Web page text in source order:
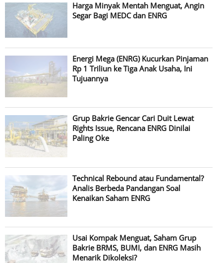
Harga Minyak Mentah Menguat, Angin
Segar Bagi MEDC dan ENRG
Energi Mega (ENRG) Kucurkan Pinjaman
Rp 1 Triliun ke Tiga Anak Usaha, Ini
Tujuannya
Grup Bakrie Gencar Cari Duit Lewat
Rights Issue, Rencana ENRG Dinilai
Paling Oke
Technical Rebound atau Fundamental?
Analis Berbeda Pandangan Soal
Kenaikan Saham ENRG
Usai Kompak Menguat, Saham Grup
Bakrie BRMS, BUMI, dan ENRG Masih
Menarik Dikoleksi?